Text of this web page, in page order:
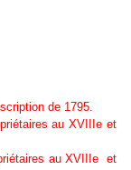
de 1795.
au XVIIIe et
au XVIIIe et